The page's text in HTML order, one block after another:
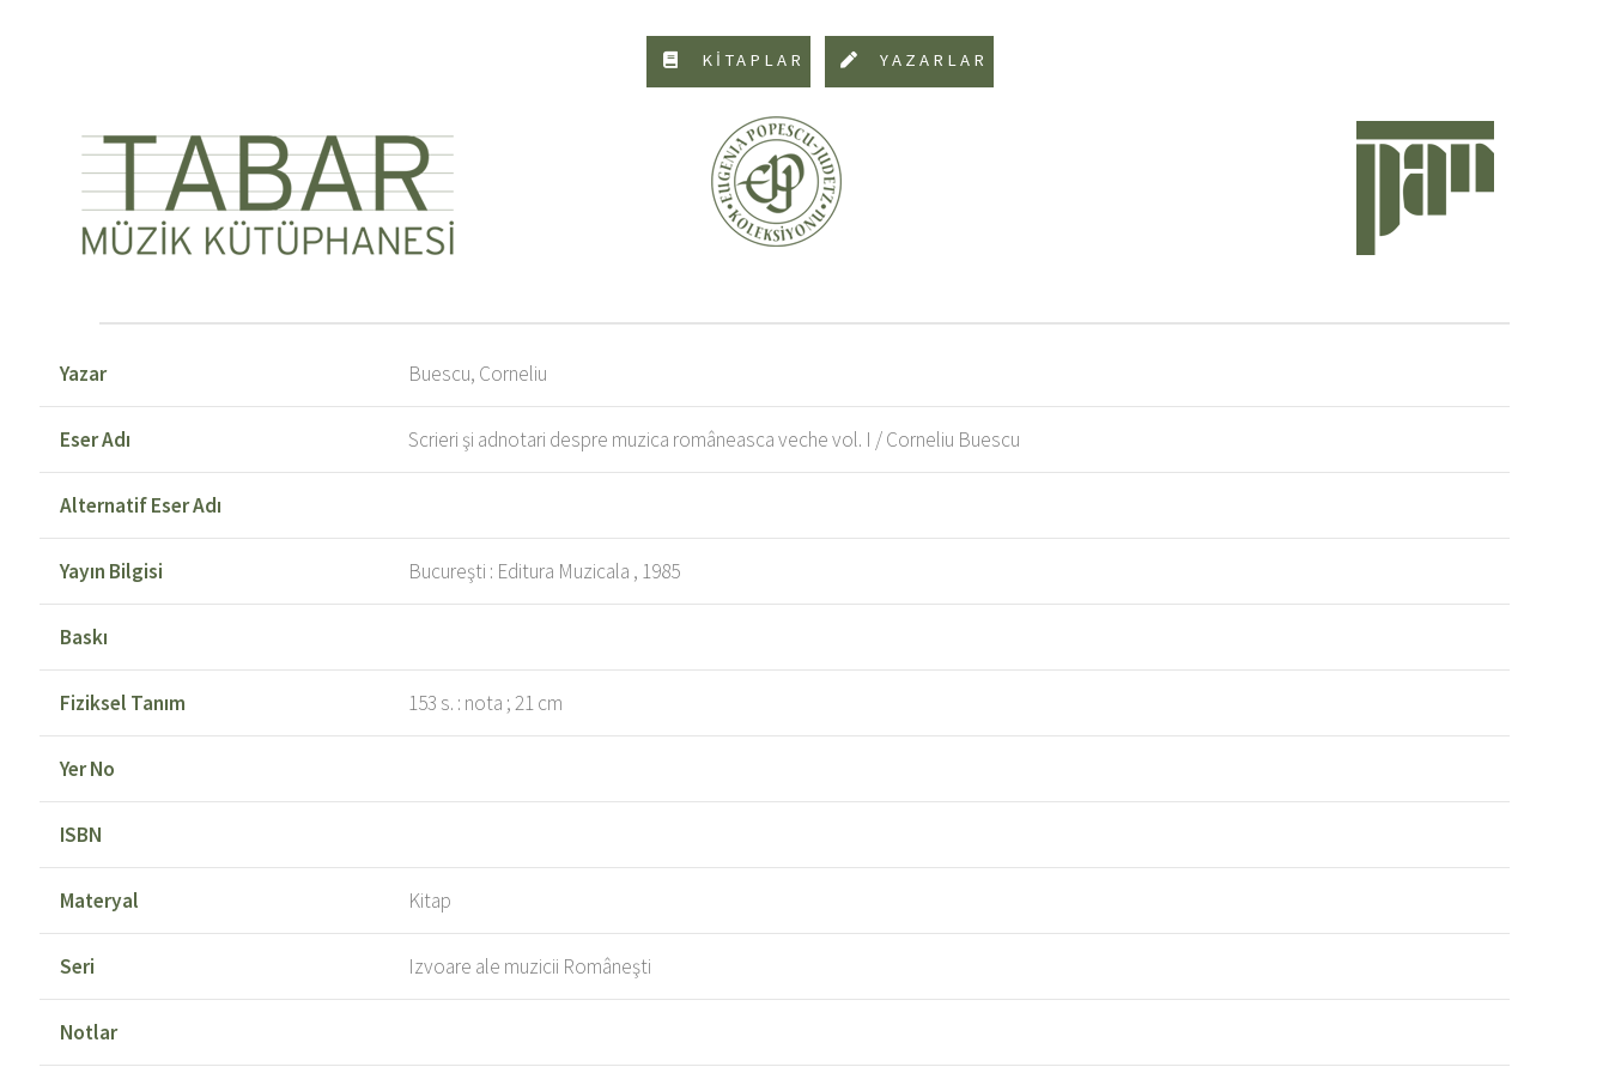
KİTAPLAR YAZARLAR
Yazar Buescu, Corneliu
Eser Adı Scrieri şi adnotari despre muzica româneasca veche vol. I / Corneliu Buescu
Alternatif Eser Adı
Yayın Bilgisi Bucureşti : Editura Muzicala , 1985
Baskı
Fiziksel Tanım 153 s. : nota ; 21 cm
Yer No
ISBN
Materyal Kitap
Seri Izvoare ale muzicii Româneşti
Notlar